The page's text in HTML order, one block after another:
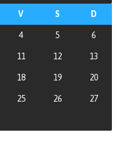
V S D
4 5 6
11 12 13
18 19 20
25 26 27